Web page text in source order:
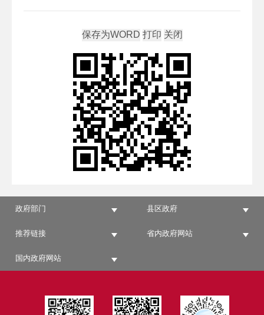
政府部门 县区政府
推荐链接 省内政府网站
国内政府网站